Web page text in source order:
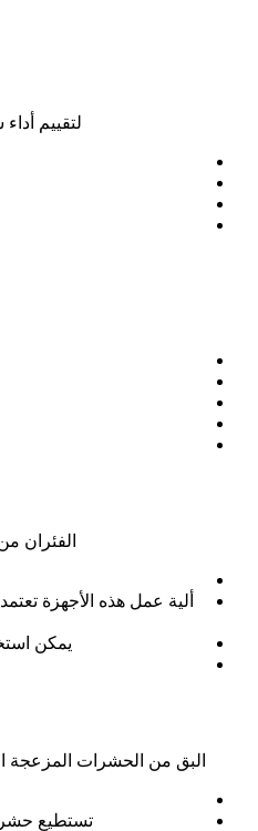
لتقييم
الفئران
ألية عمل هذه الأجهزة
يمكن
البق من الحشرات المزعجة
تستطيع حشرة